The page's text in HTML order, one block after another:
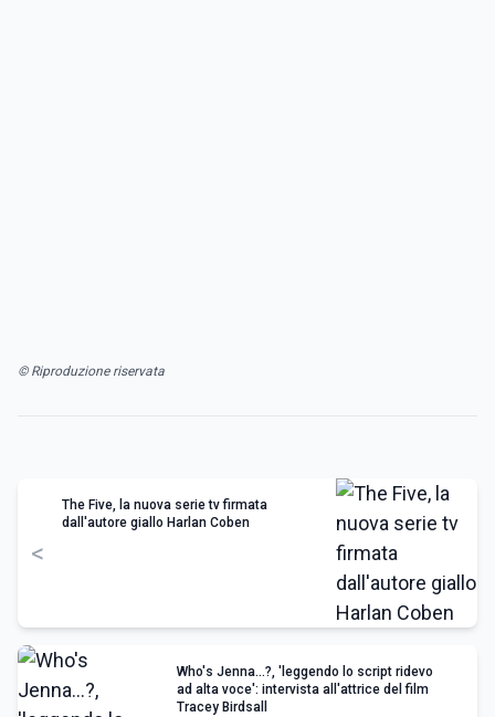
© Riproduzione riservata
<
The Five, la nuova serie tv firmata
dall'autore giallo Harlan Coben
Who's Jenna…?, 'leggendo lo script ridevo
ad alta voce': intervista all'attrice del film
Tracey Birdsall